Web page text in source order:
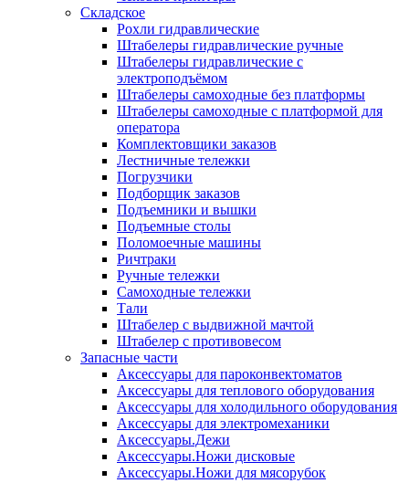
Складское
Рохли гидравлические
Штабелеры гидравлические ручные
Штабелеры гидравлические с
электроподъёмом
Штабелеры самоходные без платформы
Штабелеры самоходные с платформой для
оператора
Комплектовщики заказов
Лестничные тележки
Погрузчики
Подборщик заказов
Подъемники и вышки
Подъемные столы
Поломоечные машины
Ричтраки
Ручные тележки
Самоходные тележки
Тали
Штабелер с выдвижной мачтой
Штабелер с противовесом
Запасные части
Аксессуары для пароконвектоматов
Аксессуары для теплового оборудования
Аксессуары для холодильного оборудования
Аксессуары для электромеханики
Аксессуары.Дежи
Аксессуары.Ножи дисковые
Аксессуары.Ножи для мясорубок